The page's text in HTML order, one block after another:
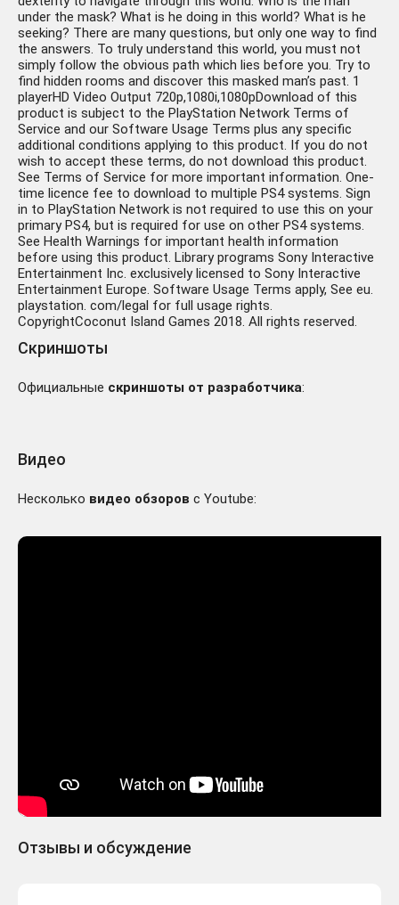
under the mask? What is he doing in this world? What is he
seeking? There are many questions, but only one way to find
the answers. To truly understand this world, you must not
simply follow the obvious path which lies before you. Try to
find hidden rooms and discover this masked man’s past. 1
playerHD Video Output 720p,1080i,1080pDownload of this
product is subject to the PlayStation Network Terms of
Service and our Software Usage Terms plus any specific
additional conditions applying to this product. If you do not
wish to accept these terms, do not download this product.
See Terms of Service for more important information. One-
time licence fee to download to multiple PS4 systems. Sign
in to PlayStation Network is not required to use this on your
primary PS4, but is required for use on other PS4 systems.
See Health Warnings for important health information
before using this product. Library programs Sony Interactive
Entertainment Inc. exclusively licensed to Sony Interactive
Entertainment Europe. Software Usage Terms apply, See eu.
playstation. com/legal for full usage rights.
CopyrightCoconut Island Games 2018. All rights reserved.
Скриншоты
Официальные скриншоты от разработчика:
Видео
Несколько видео обзоров с Youtube:
Отзывы и обсуждение